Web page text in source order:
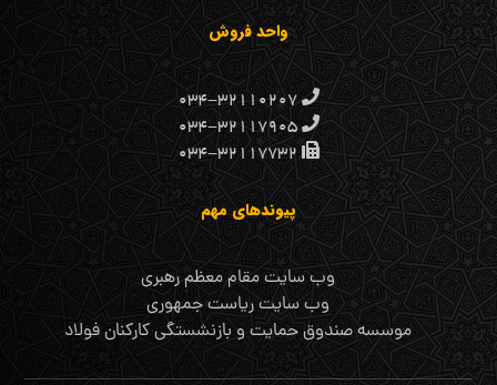
واحد فروش
۰۳۴-۳۲۱۱۰۲۰۷
۰۳۴-۳۲۱۱۷۹۰۵
۰۳۴-۳۲۱۱۷۷۳۲
پیوندهای مهم
وب سایت مقام معظم رهبری
وب سایت ریاست جمهوری
موسسه صندوق حمایت و بازنشستگی کارکنان فولاد